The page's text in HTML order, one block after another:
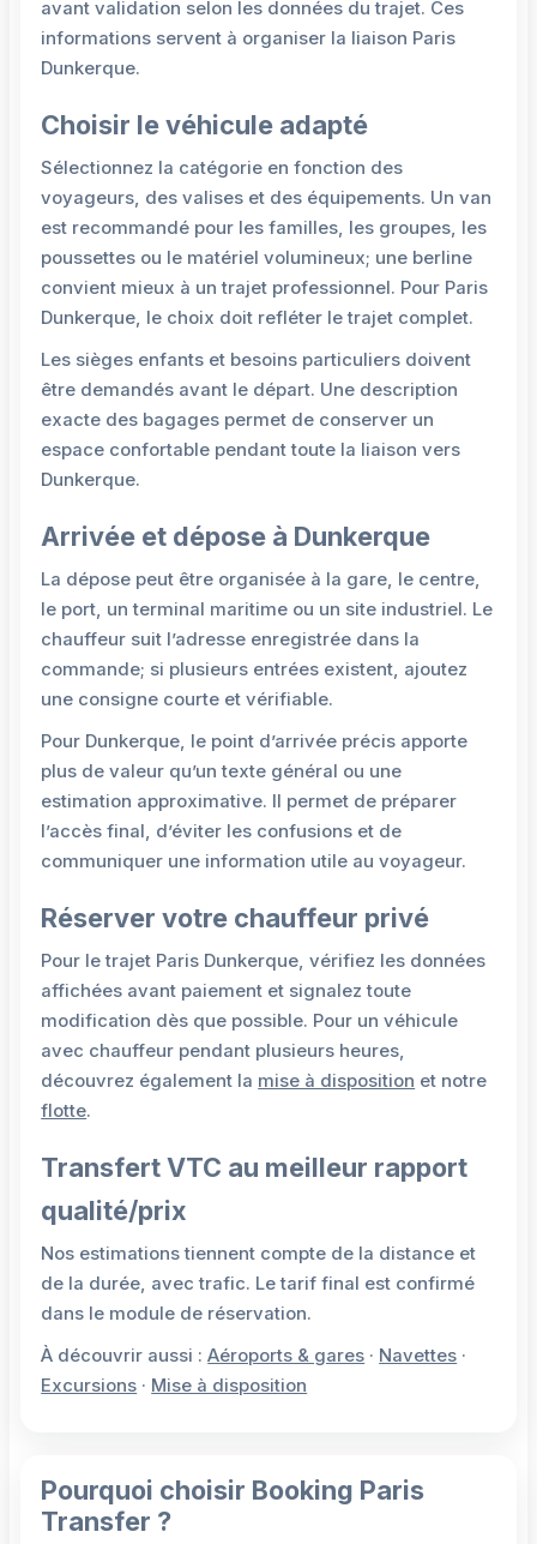
avant validation selon les données du trajet. Ces
informations servent à organiser la liaison Paris
Dunkerque.
Choisir le véhicule adapté
Sélectionnez la catégorie en fonction des
voyageurs, des valises et des équipements. Un van
est recommandé pour les familles, les groupes, les
poussettes ou le matériel volumineux; une berline
convient mieux à un trajet professionnel. Pour Paris
Dunkerque, le choix doit refléter le trajet complet.
Les sièges enfants et besoins particuliers doivent
être demandés avant le départ. Une description
exacte des bagages permet de conserver un
espace confortable pendant toute la liaison vers
Dunkerque.
Arrivée et dépose à Dunkerque
La dépose peut être organisée à la gare, le centre,
le port, un terminal maritime ou un site industriel. Le
chauffeur suit l’adresse enregistrée dans la
commande; si plusieurs entrées existent, ajoutez
une consigne courte et vérifiable.
Pour Dunkerque, le point d’arrivée précis apporte
plus de valeur qu’un texte général ou une
estimation approximative. Il permet de préparer
l’accès final, d’éviter les confusions et de
communiquer une information utile au voyageur.
Réserver votre chauffeur privé
Pour le trajet Paris Dunkerque, vérifiez les données
affichées avant paiement et signalez toute
modification dès que possible. Pour un véhicule
avec chauffeur pendant plusieurs heures,
découvrez également la mise à disposition et notre
flotte.
Transfert VTC au meilleur rapport
qualité/prix
Nos estimations tiennent compte de la distance et
de la durée, avec trafic. Le tarif final est confirmé
dans le module de réservation.
À découvrir aussi :Aéroports & gares · Navettes ·
Excursions · Mise à disposition
Pourquoi choisir Booking Paris
Transfer ?